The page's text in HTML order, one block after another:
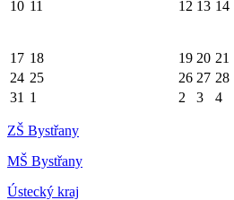
10 11 12 13 14
17 18 19 20 21
24 25 26 27 28
31 1 2 3 4
ZŠ Bystřany
MŠ Bystřany
Ústecký kraj